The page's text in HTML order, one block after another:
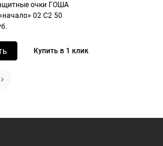
очки ГОША
02 C2 50
Купить в 1 клик